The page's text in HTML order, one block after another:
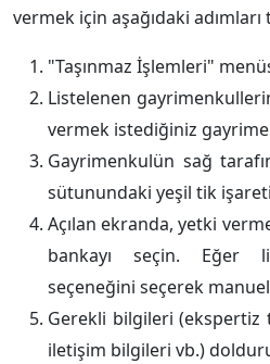
vermek için aşağıdaki
"Taşınmaz İşlemleri"
Listelenen
vermek istediğiniz
Gayrimenkulün sağ
sütunundaki yeşil tik
Açılan ekranda, yetki
bankayı seçin. Eğer
seçeneğini seçerek
Gerekli bilgileri (ekspertiz
iletişim bilgileri vb.)